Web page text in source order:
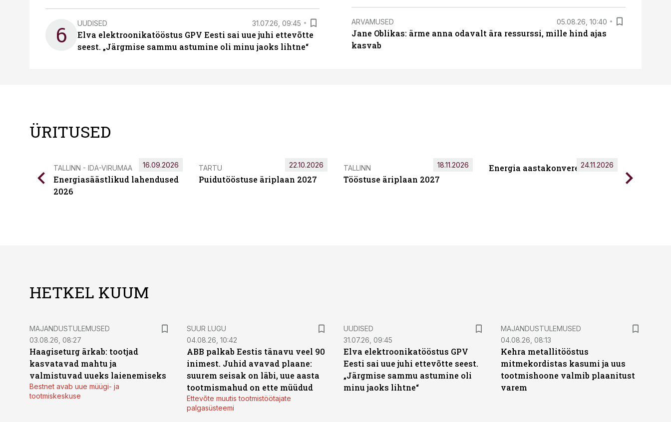
6 UUDISED 31.07.26, 09:45
Elva elektroonikatööstus GPV Eesti sai uue juhi ettevõtte
seest. „Järgmise sammu astumine oli minu jaoks lihtne“
ARVAMUSED 05.08.26, 10:40
Jane Oblikas: ärme anna odavalt ära ressurssi, mille hind ajas
kasvab
ÜRITUSED
TALLINN - IDA-VIRUMAA
Energiasäästlikud lahendused
2026
16.09.2026 TARTU
Puidutööstuse äriplaan 2027
22.10.2026 TALLINN
Tööstuse äriplaan 2027
18.11.2026 Energia aastakonverents 2026
24.11.2026
HETKEL KUUM
MAJANDUSTULEMUSED
03.08.26, 08:27
Haagiseturg ärkab: tootjad
kasvatavad mahtu ja
valmistuvad uueks laienemiseks
Bestnet avab uue müügi- ja
tootmiskeskuse
SUUR LUGU
04.08.26, 10:42
ABB palkab Eestis tänavu veel 90
inimest. Juhid avavad plaane:
suurem seisak on läbi, uue aasta
tootmismahud on ette müüdud
Ettevõte muutis tootmistöötajate
palgasüsteemi
UUDISED
31.07.26, 09:45
Elva elektroonikatööstus GPV
Eesti sai uue juhi ettevõtte seest.
„Järgmise sammu astumine oli
minu jaoks lihtne“
MAJANDUSTULEMUSED
04.08.26, 08:13
Kehra metallitööstus
mitmekordistas kasumi ja uus
tootmishoone valmib plaanitust
varem